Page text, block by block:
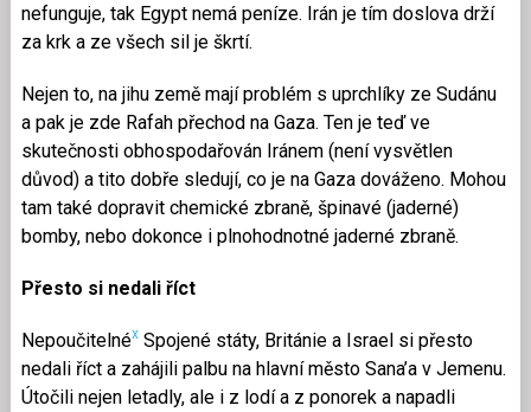
nefunguje, tak Egypt nemá peníze. Irán je tím doslova drží
za krk a ze všech sil je škrtí.
Nejen to, na jihu země mají problém s uprchlíky ze Sudánu
a pak je zde Rafah přechod na Gaza. Ten je teď ve
skutečnosti obhospodařován Iránem (není vysvětlen
důvod) a tito dobře sledují, co je na Gaza dováženo. Mohou
tam také dopravit chemické zbraně, špinavé (jaderné)
bomby, nebo dokonce i plnohodnotné jaderné zbraně.
Přesto si nedali říct
NepoučitelnéxSpojené státy, Británie a Israel si přesto
nedali říct a zahájili palbu na hlavní město Sana’a v Jemenu.
Útočili nejen letadly, ale i z lodí a z ponorek a napadli